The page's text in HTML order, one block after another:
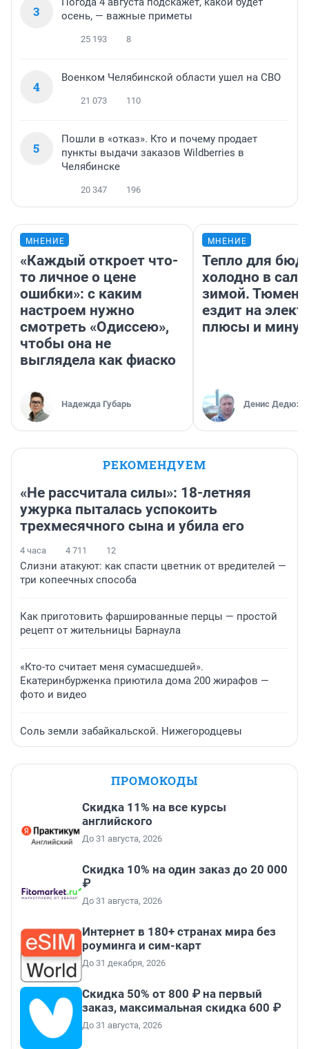
3
осень, — важные приметы
25 193 8
4
Военком Челябинской области ушел на СВО
21 073 110
5
Пошли в «отказ». Кто и почему продает
пункты выдачи заказов Wildberries в
Челябинске
20 347 196
МНЕНИЕ
«Каждый откроет что-
то личное о цене
ошибки»: с каким
настроем нужно
смотреть «Одиссею»,
чтобы она не
выглядела как фиаско
Надежда Губарь
МНЕНИЕ
Тепло для
холодно в
зимой.
ездит на
плюсы и
Денис
РЕКОМЕНДУЕМ
«Не рассчитала силы»: 18-летняя
ужурка пыталась успокоить
трехмесячного сына и убила его
4 часа 4 711 12
Слизни атакуют: как спасти цветник от вредителей —
три копеечных способа
Как приготовить фаршированные перцы — простой
рецепт от жительницы Барнаула
«Кто-то считает меня сумасшедшей».
Екатеринбурженка приютила дома 200 жирафов —
фото и видео
Соль земли забайкальской. Нижегородцевы
ПРОМОКОДЫ
Скидка 11% на все курсы
английского
До 31 августа, 2026
Скидка 10% на один заказ до 20 000
₽
До 31 августа, 2026
Интернет в 180+ странах мира без
роуминга и сим-карт
До 31 декабря, 2026
Скидка 50% от 800 ₽ на первый
заказ, максимальная скидка 600 ₽
До 31 августа, 2026